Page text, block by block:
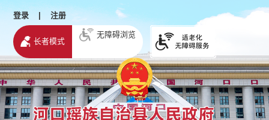
登录 | 注册
长者模式
无障碍浏览